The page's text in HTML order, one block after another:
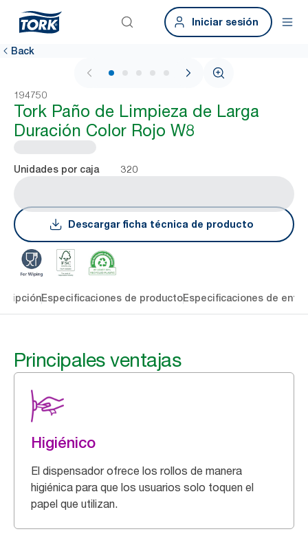
Iniciar sesión
Back
1 / 5
194750
Tork Paño de Limpieza de Larga
Duración Color Rojo W8
Unidades por caja 320
Descargar ficha técnica de producto
Especificaciones de productoEspecificaciones de
Principales ventajas
Higiénico
El dispensador ofrece los rollos de manera
higiénica para que los usuarios solo toquen el
papel que utilizan.